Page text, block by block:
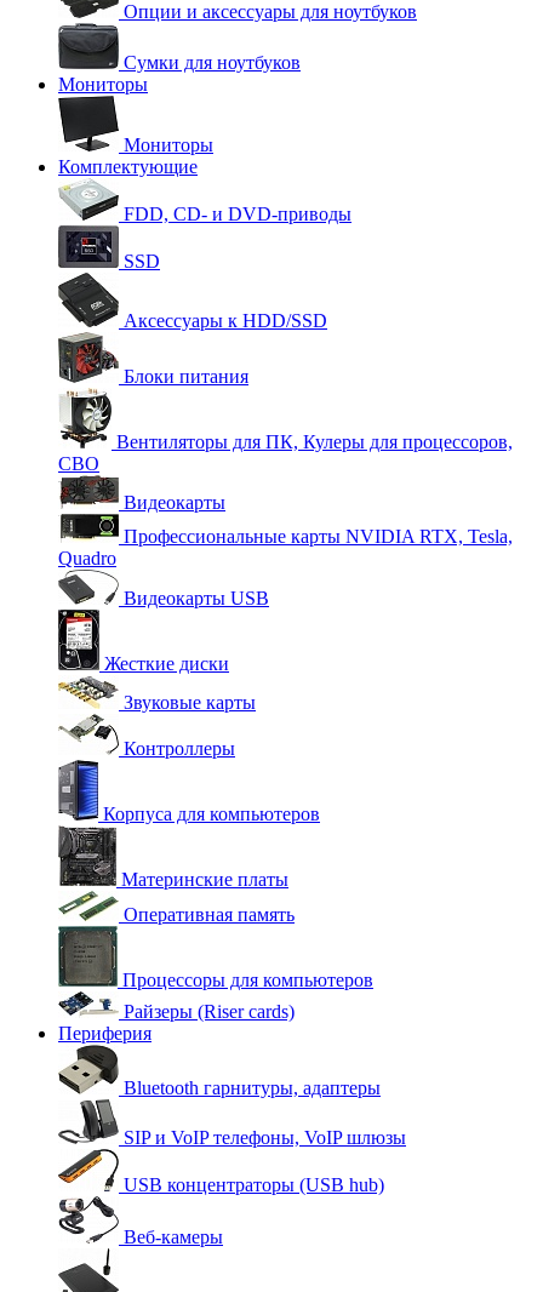
Опции и аксессуары для ноутбуков
Сумки для ноутбуков
Мониторы
Мониторы
Комплектующие
FDD, CD- и DVD-приводы
SSD
Аксессуары к HDD/SSD
Блоки питания
Вентиляторы для ПК, Кулеры для процессоров,
СВО
Видеокарты
Профессиональные карты NVIDIA RTX, Tesla,
Quadro
Видеокарты USB
Жесткие диски
Звуковые карты
Контроллеры
Корпуса для компьютеров
Материнские платы
Оперативная память
Процессоры для компьютеров
Райзеры (Riser cards)
Периферия
Bluetooth гарнитуры, адаптеры
SIP и VoIP телефоны, VoIP шлюзы
USB концентраторы (USB hub)
Веб-камеры